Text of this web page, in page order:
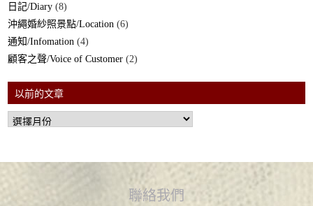
日記/Diary (8)
沖繩婚紗照景點/Location (6)
通知/Infomation (4)
顧客之聲/Voice of Customer (2)
以前的文章
聯絡我們